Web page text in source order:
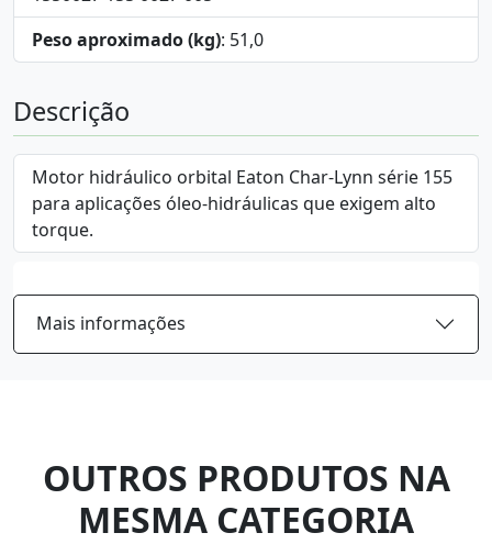
Peso aproximado (kg): 51,0
Descrição
Motor hidráulico orbital Eaton Char-Lynn série 155
para aplicações óleo-hidráulicas que exigem alto
torque.
Mais informações
OUTROS PRODUTOS NA
MESMA CATEGORIA